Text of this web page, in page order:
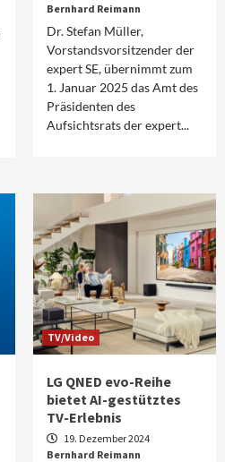
Bernhard Reimann
Dr. Stefan Müller,
Vorstandsvorsitzender der
expert SE, übernimmt zum
1. Januar 2025 das Amt des
Präsidenten des
Aufsichtsrats der expert...
TV/Video
LG QNED evo-Reihe
bietet AI-gestütztes
TV-Erlebnis
19. Dezember 2024
Bernhard Reimann